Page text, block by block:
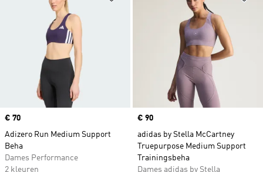
Price
€ 70
Adizero Run Medium Support
Beha
Dames Performance
2 kleuren
Price
€ 90
adidas by Stella McCartney
Truepurpose Medium Support
Trainingsbeha
Dames adidas by Stella